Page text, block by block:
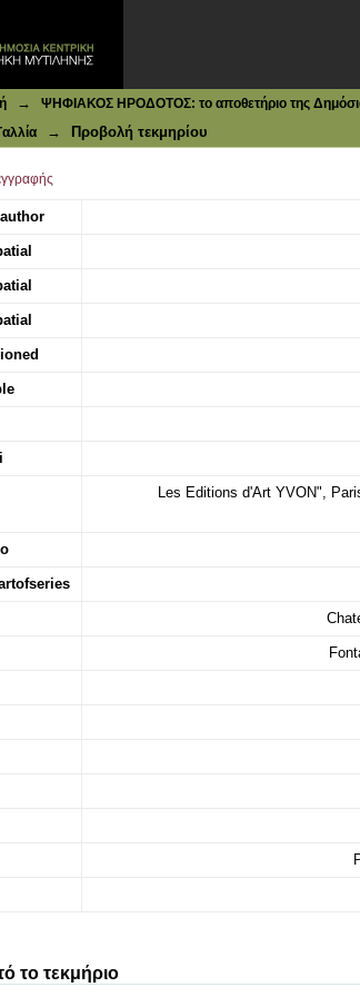
→ ΨΗΦΙΑΚΟΣ ΗΡΟΔΟΤΟΣ: το αποθετήριο της
→ Προβολή τεκμηρίου
Les Editions d'Art YVON",
το τεκμήριο